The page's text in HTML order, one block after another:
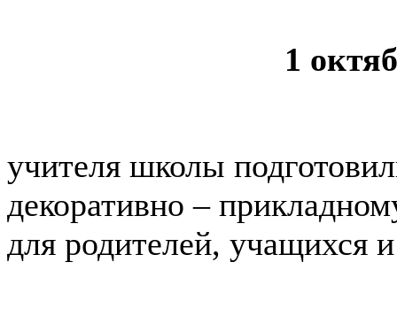
1
учителя школы
декоративно –
для родителей, учащихся